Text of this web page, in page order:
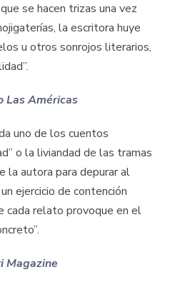
se hacen trizas una vez
la escritora huye
u otros sonrojos literarios,
Las Américas
uno de los cuentos
o la liviandad de las tramas
la autora para depurar al
ejercicio de contención
cada relato provoque en el
Magazine